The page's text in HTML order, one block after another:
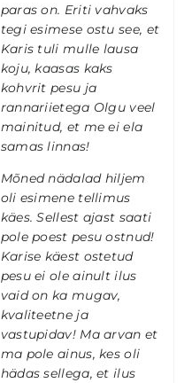
paras on. Eriti vahvaks
tegi esimese ostu see, et
Karis tuli mulle lausa
koju, kaasas kaks
kohvrit pesu ja
rannariietega Olgu veel
mainitud, et me ei ela
samas linnas!
Mõned nädalad hiljem
oli esimene tellimus
käes. Sellest ajast saati
pole poest pesu ostnud!
Karise käest ostetud
pesu ei ole ainult ilus
vaid on ka mugav,
kvaliteetne ja
vastupidav! Ma arvan et
ma pole ainus, kes oli
hädas sellega, et ilus